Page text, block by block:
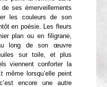
ses émerveillements
les couleurs de son
en poésie. Les fleurs
plan ou en filigrane,
long de son œuvre
sur toile, et plus
viennent conforter la
même lorsqu’elle peint
encore une autre